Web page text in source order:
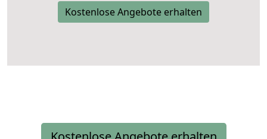
Kostenlose Angebote erhalten